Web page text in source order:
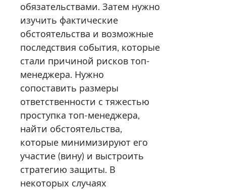
обязательствами. Затем нужно
изучить фактические
обстоятельства и возможные
последствия события, которые
стали причиной рисков топ-
менеджера. Нужно
сопоставить размеры
ответственности с тяжестью
проступка топ-менеджера,
найти обстоятельства,
которые минимизируют его
участие (вину) и выстроить
стратегию защиты. В
некоторых случаях